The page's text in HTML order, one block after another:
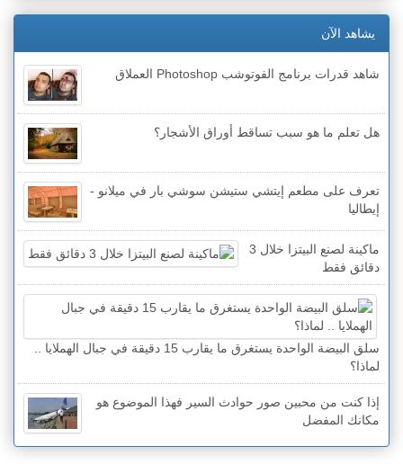
يشاهد الآن
شاهد قدرات برنامج الفوتوشب Photoshop العملاق
هل تعلم ما هو سبب تساقط أوراق الأشجار؟
تعرف على مطعم إيتشي ستيشن سوشي بار في ميلانو -
إيطاليا
ماكينة لصنع البيتزا خلال 3
دقائق فقط
سلق البيضة الواحدة يستغرق ما يقارب 15 دقيقة في جبال الهملايا ..
لماذا؟
إذا كنت من محبين صور حوادث السير فهذا الموضوع هو
مكانك المفضل